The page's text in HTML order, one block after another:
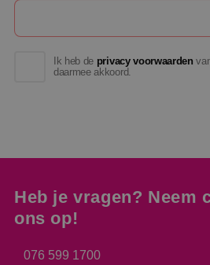
Ik heb de privacy voorwaarden
daarmee akkoord.
Heb je vragen? Neem
ons op!
076 599 1700